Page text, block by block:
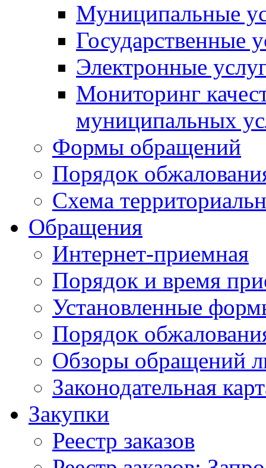
Муниципальные
Государственные
Электронные
Мониторинг
муниципальных
Формы обращений
Порядок
Схема
Обращения
Интернет-приемная
Порядок и время
Установленные
Порядок
Обзоры обращений
Законодательная
Закупки
Реестр заказов